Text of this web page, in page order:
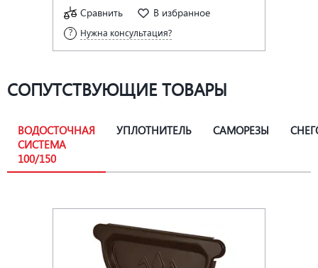
Сравнить В избранное
Нужна консультация?
СОПУТСТВУЮЩИЕ ТОВАРЫ
ВОДОСТОЧНАЯ
СИСТЕМА
100/150
УПЛОТНИТЕЛЬ САМОРЕЗЫ